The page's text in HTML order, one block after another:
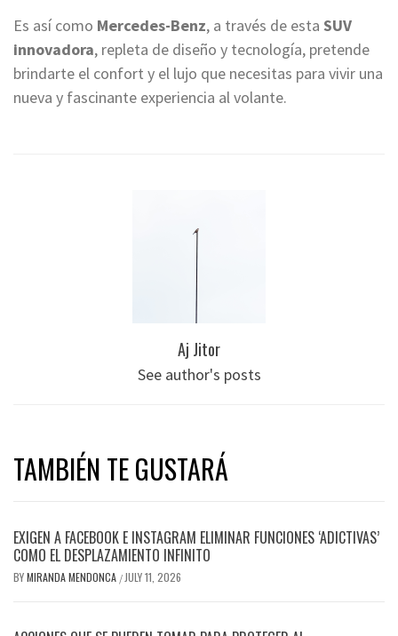
Es así como Mercedes-Benz, a través de esta SUV
innovadora, repleta de diseño y tecnología, pretende
brindarte el confort y el lujo que necesitas para vivir una
nueva y fascinante experiencia al volante.
Aj Jitor
See author's posts
TAMBIÉN TE GUSTARÁ
EXIGEN A FACEBOOK E INSTAGRAM ELIMINAR FUNCIONES ‘ADICTIVAS’
COMO EL DESPLAZAMIENTO INFINITO
BYMIRANDA MENDONCA / JULY 11, 2026